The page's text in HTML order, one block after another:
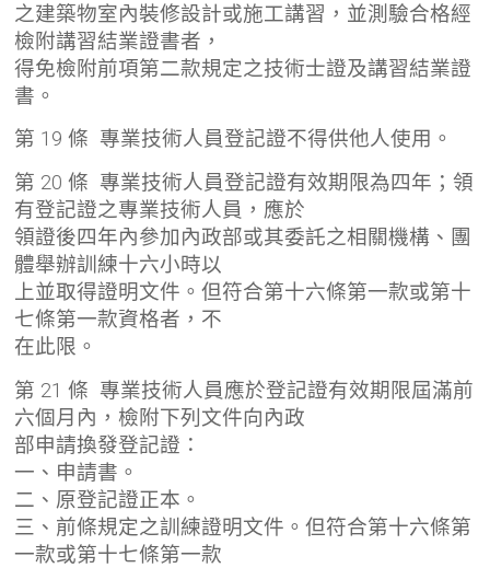
之建築物室內裝修設計或施工講習，並測驗合格經
檢附講習結業證書者，
得免檢附前項第二款規定之技術士證及講習結業證
書。
第 19 條 專業技術人員登記證不得供他人使用。
第 20 條 專業技術人員登記證有效期限為四年；領
有登記證之專業技術人員，應於
領證後四年內參加內政部或其委託之相關機構、團
體舉辦訓練十六小時以
上並取得證明文件。但符合第十六條第一款或第十
七條第一款資格者，不
在此限。
第 21 條 專業技術人員應於登記證有效期限屆滿前
六個月內，檢附下列文件向內政
部申請換發登記證：
一、申請書。
二、原登記證正本。
三、前條規定之訓練證明文件。但符合第十六條第
一款或第十七條第一款